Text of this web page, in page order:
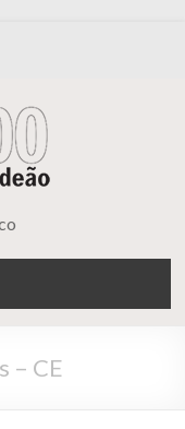
– CE